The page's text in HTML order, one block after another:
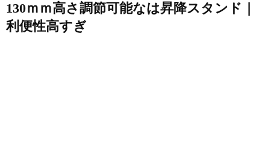
130ｍｍ高さ調節可能なは昇降スタンド｜
利便性高すぎ